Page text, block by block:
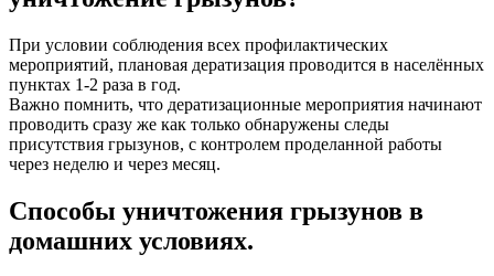
При условии соблюдения всех профилактических
мероприятий, плановая дератизация проводится в населённых
пунктах 1-2 раза в год.
Важно помнить, что дератизационные мероприятия начинают
проводить сразу же как только обнаружены следы
присутствия грызунов, с контролем проделанной работы
через неделю и через месяц.
Способы уничтожения грызунов в
домашних условиях.